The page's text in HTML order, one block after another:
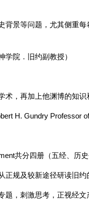
背景等问题，尤其侧重
院．旧约副教授）
术，再加上他渊博的知
H. Gundry Professor of
共分四册（五经、历
正规及较新途径研读旧
题，刺激思考，正视经